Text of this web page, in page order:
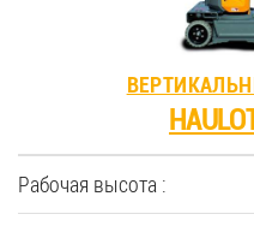
Рабочая высота :